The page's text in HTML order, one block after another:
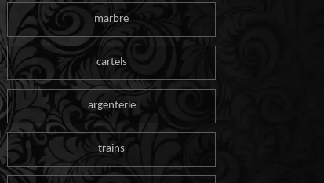
marbre
cartels
argenterie
trains